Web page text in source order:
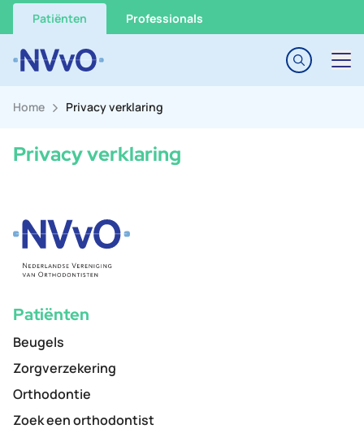
Go to content
Patiënten Professionals
Home Privacy verklaring
Privacy verklaring
Patiënten
Beugels
Zorgverzekering
Orthodontie
Zoek een orthodontist